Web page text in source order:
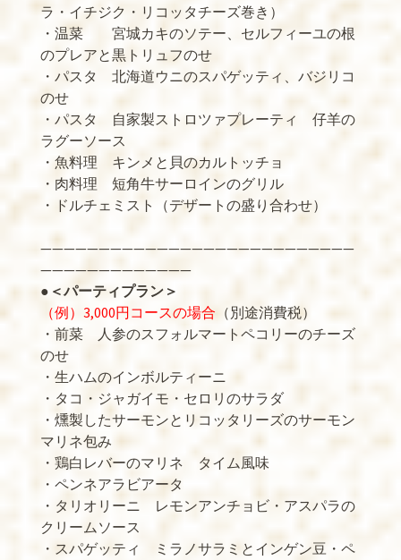
ラ・イチジク・リコッタチーズ巻き）
・温菜 宮城カキのソテー、セルフィーユの根
のプレアと黒トリュフのせ
・パスタ 北海道ウニのスパゲッティ、バジリコ
のせ
・パスタ 自家製ストロツァプレーティ 仔羊の
ラグーソース
・魚料理 キンメと貝のカルトッチョ
・肉料理 短角牛サーロインのグリル
・ドルチェミスト（デザートの盛り合わせ）
———————————————————————————
—————————————
● ＜パーティプラン＞
（例）3,000円コースの場合 （別途消費税）
・前菜 人参のスフォルマートペコリーのチーズ
のせ
・生ハムのインボルティーニ
・タコ・ジャガイモ・セロリのサラダ
・燻製したサーモンとリコッタリーズのサーモン
マリネ包み
・鶏白レバーのマリネ タイム風味
・ペンネアラビアータ
・タリオリーニ レモンアンチョビ・アスパラの
クリームソース
・スパゲッティ ミラノサラミとインゲン豆・ペ